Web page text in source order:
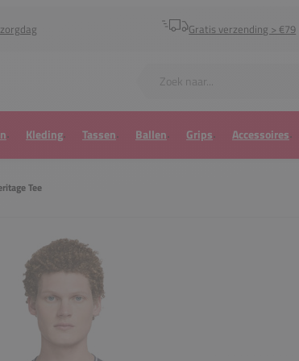
Gratis verzending > €79
Kleding Tassen Ballen Grips Accessoires
Tee